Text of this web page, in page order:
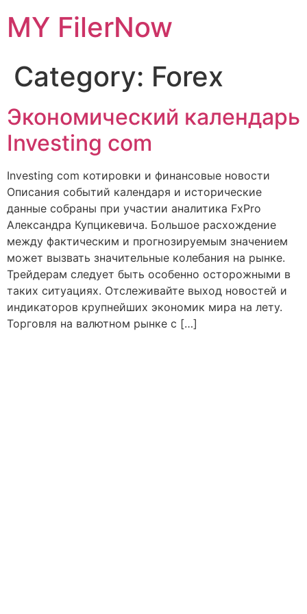
content
MY FilerNow
Category: Forex
Экономический календарь
Investing com
Investing com котировки и финансовые новости
Описания событий календаря и исторические
данные собраны при участии аналитика FxPro
Александра Купцикевича. Большое расхождение
между фактическим и прогнозируемым значением
может вызвать значительные колебания на рынке.
Трейдерам следует быть особенно осторожными в
таких ситуациях. Отслеживайте выход новостей и
индикаторов крупнейших экономик мира на лету.
Торговля на валютном рынке с […]